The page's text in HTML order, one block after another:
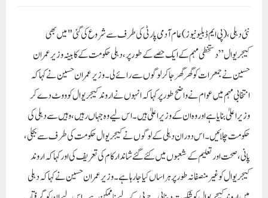
نئی دہلی،(پی ایم ڈبلیو نیوز)عام آدمی پارٹی کی طرف سے شروع کی گئی "میں بھی
کیجریوال” دستخطی مہم کے ایک حصے کے طور پر، دہلی حکومت کے کابینہ وزیر عمران
حسین نے جمعرات کو گھر گھر جا کر لوگوں سے رائے لی۔ وزیر عمران حسین نے کہا کہ
انتخابی مہم میں عوام نے واضح طور پر کہا کہ انہوں نے اروند کیجریوال کو ووٹ دے کر
وزیر اعلیٰ بنایا ہے اور وہ ان کے وزیر اعلیٰ ہیں۔ اس لیے وہ جہاں رہیں، وہیں سے دہلی کی
حکومت چلائیں۔ اس دوران دہلی کے لوگوں نے کیجریوال حکومت کی طرف سے بجلی،
پانی، صحت اور تعلیم کے شعبوں میں کئے گئے شاندار کام کی تعریف کی اور کہا کہ اروند
کیجریوال کو غیر منصفانہ طور پر ہراساں کیا جا رہا ہے۔وزیر عمران حسین نے کہا کہ دہلی